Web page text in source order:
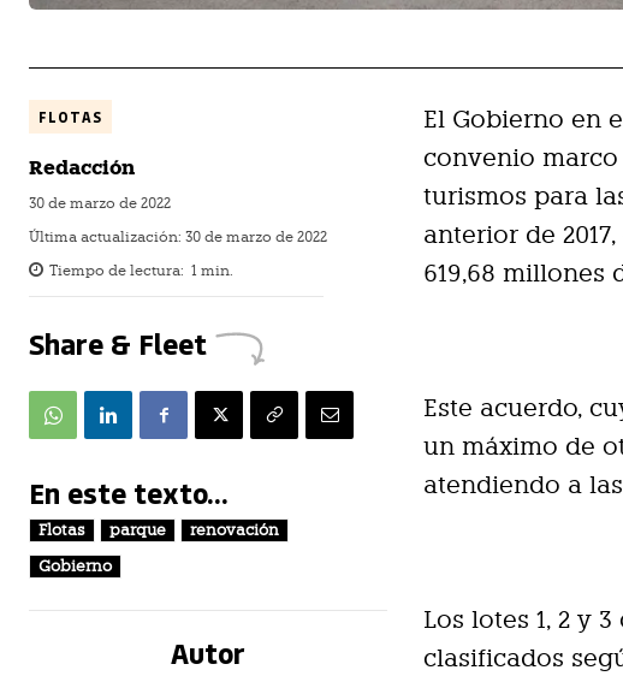
FLOTAS
Redacción
30 de marzo de 2022
Última actualización: 30 de marzo de 2022
Tiempo de lectura: 1 min.
Share & Fleet
En este texto...
Flotas parque
renovación
Gobierno
Autor
El Gobierno en
convenio
turismos para
anterior de
619,68 millones
Este acuerdo,
un máximo de
atendiendo a
Los lotes 1, 2 y
clasificados